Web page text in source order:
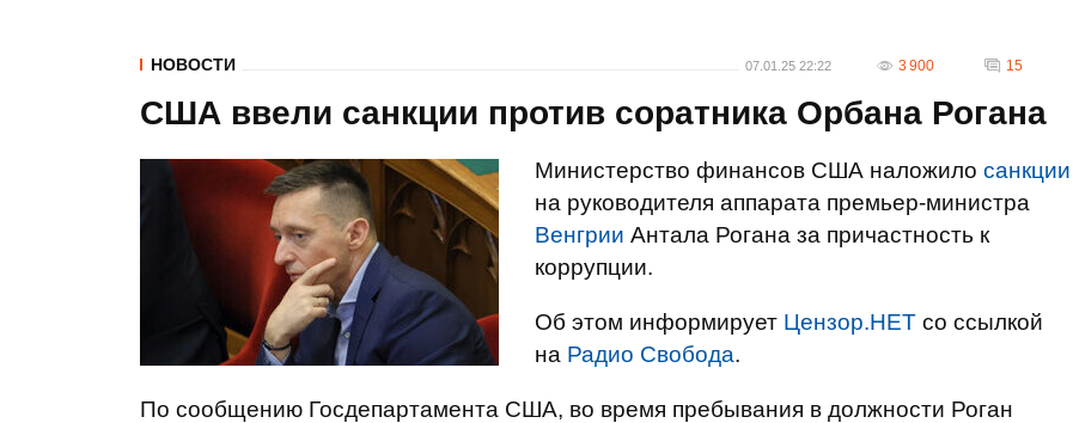
НОВОСТИ 07.01.25 22:22 3 900 15
США ввели санкции против соратника Орбана Рогана
Министерство финансов США наложило санкции
на руководителя аппарата премьер-министра
Венгрии Антала Рогана за причастность к
коррупции.
Об этом информирует Цензор.НЕТ со ссылкой
на Радио Свобода.
По сообщению Госдепартамента США, во время пребывания в должности Роган